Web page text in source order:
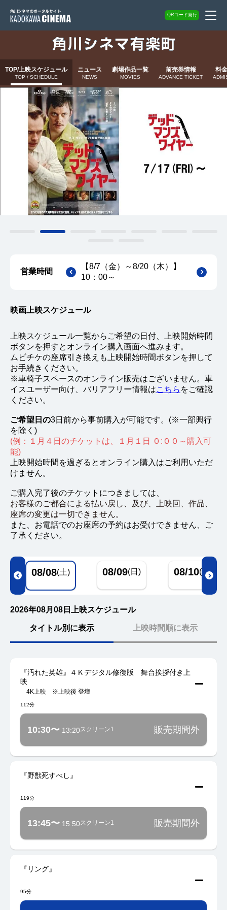
QRコード発行
TOP/上映スケジュール
TOP / SCHEDULE
ニュース
NEWS
劇場作品一覧
MOVIES
前売券情報
ADVANCE TICKET
料
営業時間
【8/7（金）～8/20（木）】
10：00～
映画上映スケジュール
上映スケジュール一覧からご希望の日付、上映開始時間
ボタンを押すとオンライン購入画面へ進みます。
ムビチケの座席引き換えも上映開始時間ボタンを押して
お手続きください。
※車椅子スペースのオンライン販売はございません。車
イスユーザー向け、バリアフリー情報はこちら をご確認
ください。
ご希望日の3日前から事前購入が可能です。(※一部興行
を除く)
(例：１月４日のチケットは、１月１日 ０:００～購入可
能)
上映開始時間を過ぎるとオンライン購入はご利用いただ
けません。
ご購入完了後のチケットにつきましては、
お客様のご都合による払い戻し、及び、上映回、作品、
座席の変更は一切できません。
また、お電話でのお座席の予約はお受けできません、ご
了承ください。
08/08(土) 08/09(日) 08/10(月)
2026年08月08日上映スケジュール
タイトル別に表示 上映時間順に表示
『汚れた英雄』４Ｋデジタル修復版 舞台挨拶付き上
映
4K上映 ※上映後 登壇
112分
10:30〜 13:20スクリーン1 販売期間外
『野獣死すべし』
119分
13:45〜 15:50スクリーン1 販売期間外
『リング』
95分